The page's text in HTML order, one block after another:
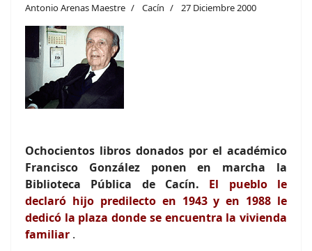
Antonio Arenas Maestre Cacín 27 Diciembre 2000
Ochocientos libros donados por el académico
Francisco González ponen en marcha la
Biblioteca Pública de Cacín. El pueblo le
declaró hijo predilecto en 1943 y en 1988 le
dedicó la plaza donde se encuentra la vivienda
familiar .